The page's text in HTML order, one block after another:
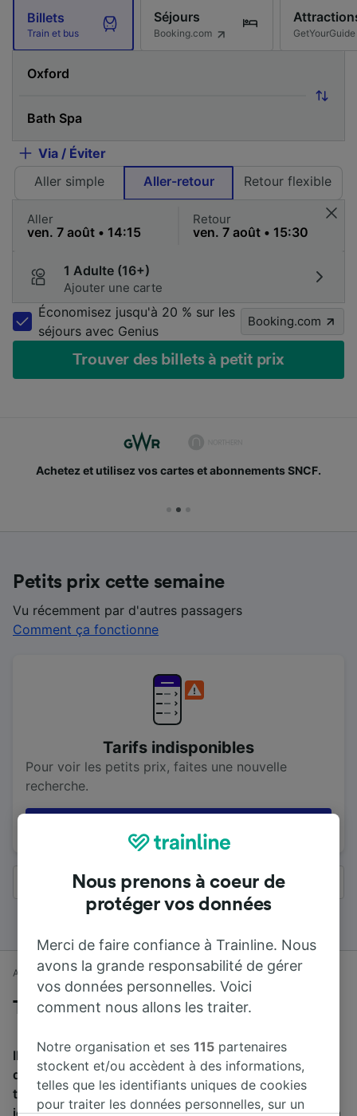
Billets
Train et bus
Séjours
Booking.com GetYourGuide
Via / Éviter
Aller simple
Aller-retour Retour flexible
Aller Retour
1 Adulte (16+)
Ajouter une carte
Économisez jusqu'à 20 % sur les
séjours avec Genius
Booking.com
Trouver des billets à petit prix
Achetez et utilisez vos cartes et abonnements SNCF.
Petits prix cette semaine
Vu récemment par d'autres passagers
Comment ça fonctionne
Tarifs indisponibles
Pour voir les petits prix, faites une nouvelle
recherche.
Tous les résultats
Accueil Horaires train Oxford à Bath Spa
Trains de Oxford à Bath Spa
Il faut en moyenne 57 min pour parcourir en train la
distance de 86 km entre Oxford et Bath Spa. Environ 16
trains partent de Oxford et arrivent à Bath Spa chaque
jour, et il est possible de trouver des billets à 12,24 € en
Nous prenons à coeur de
protéger vos données
Merci de faire confiance à Trainline. Nous
avons la grande responsabilité de gérer
vos données personnelles. Voici
comment nous allons les traiter.
Notre organisation et ses115 partenaires
stockent et/ou accèdent à des informations,
telles que les identifiants uniques de cookies
pour traiter les données personnelles, sur un